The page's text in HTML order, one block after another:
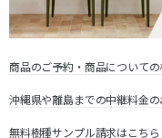
商品のご予約・商品について
沖縄県や離島までの中継料金
無料樹種サンプル請求はこちら